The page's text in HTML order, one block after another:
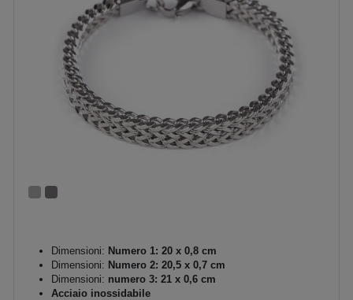
Dimensioni: Numero 1: 20 x 0,8 cm
Dimensioni: Numero 2: 20,5 x 0,7 cm
Dimensioni: numero 3: 21 x 0,6 cm
Acciaio inossidabile